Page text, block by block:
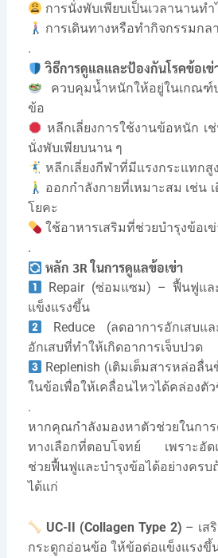
การนั่งพับเพียบเป็นเวลานานทำ
การเดินทางหรือทำกิจกรรมกล
.
วิธีการดูแลและป้องกันโรคข้อเข่
ควบคุมน้ำหนักให้อยู่ในเกณฑ์
ข้อ
หลีกเลี่ยงการใช้งานข้อหนัก เ
นั่งพับเพียบนาน ๆ
หลีกเลี่ยงกีฬาที่มีแรงกระแทกสูง
ออกกำลังกายที่เหมาะสม เช่น
โยคะ
ใช้อาหารเสริมที่ช่วยบำรุงข้อเข่
.
หลัก 3R ในการดูแลข้อเข่า
Repair (ซ่อมแซม) – ฟื้นฟูแล
แข็งแรงขึ้น
Reduce (ลดอาการอักเสบ
อักเสบที่ทำให้เกิดอาการเจ็บปวด
Replenish (เติมเต็มสารหล่อลื่
ในข้อเพื่อให้เคลื่อนไหวได้คล่องตั
.
หากคุณกำลังมองหาตัวช่วยในการ
ทางเลือกที่ตอบโจทย์ เพราะอัด
ช่วยฟื้นฟูและบำรุงข้อได้อย่าง
ได้แก่
UC-II (Collagen Type 2) – เส
กระดูกอ่อนข้อ ให้ข้อต่อแข็งแรงขึ้